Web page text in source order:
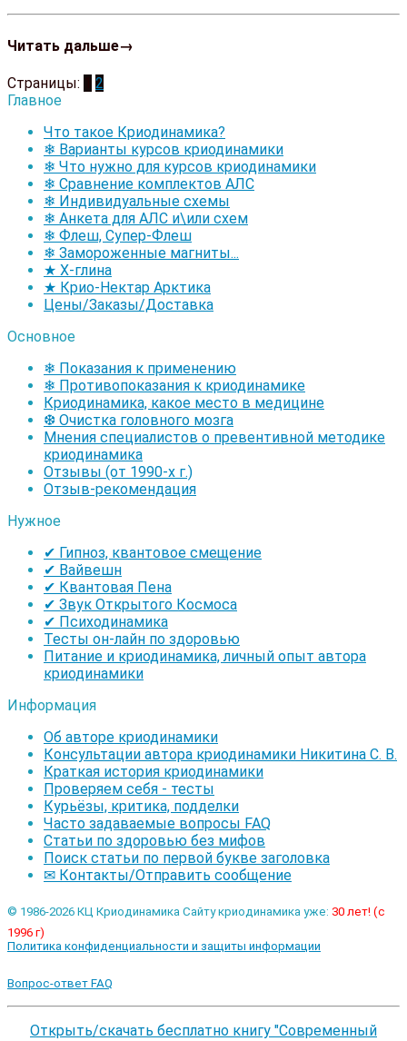
Читать дальше→
Страницы:
2
Главное
Что такое Криодинамика?
❄ Варианты курсов криодинамики
❄ Что нужно для курсов криодинамики
❄ Сравнение комплектов АЛС
❄ Индивидуальные схемы
❄ Анкета для АЛС и\или схем
❄ Флеш, Супер-Флеш
❄ Замороженные магниты...
★ Х-глина
★ Крио-Нектар Арктика
Цены/Заказы/Доставка
Основное
❄ Показания к применению
❄ Противопоказания к криодинамике
Криодинамика, какое место в медицине
❆ Очистка головного мозга
Мнения специалистов о превентивной методике
криодинамика
Отзывы (от 1990-х г.)
Отзыв-рекомендация
Нужное
✔ Гипноз, квантовое смещение
✔ Вайвешн
✔ Квантовая Пена
✔ Звук Открытого Космоса
✔ Психодинамика
Тесты он-лайн по здоровью
Питание и криодинамика, личный опыт автора
криодинамики
Информация
Об авторе криодинамики
Консультации автора криодинамики Никитина С. В.
Краткая история криодинамики
Проверяем себя - тесты
Курьёзы, критика, подделки
Часто задаваемые вопросы FAQ
Статьи по здоровью без мифов
Поиск статьи по первой букве заголовка
✉ Контакты/Отправить сообщение
© 1986-2026 КЦ Криодинамика Сайту криодинамика уже: 30 лет! (с
1996 г)
Политика конфиденциальности и защиты информации
Вопрос-ответ FAQ
Открыть/скачать бесплатно книгу "Современный